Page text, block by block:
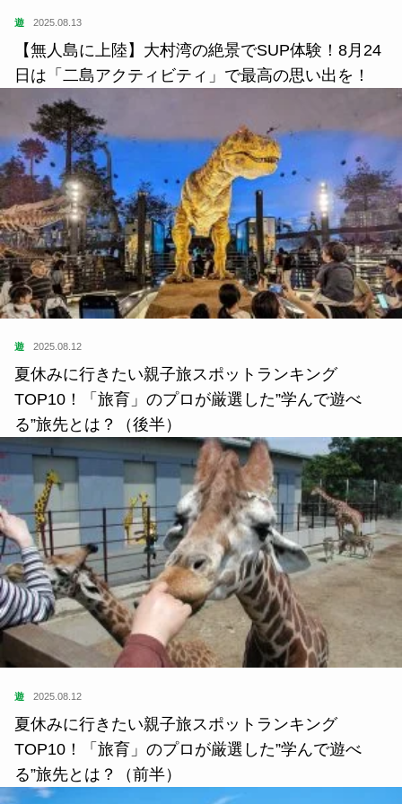
遊 2025.08.13
【無人島に上陸】大村湾の絶景でSUP体験！8月24
日は「二島アクティビティ」で最高の思い出を！
遊 2025.08.12
夏休みに行きたい親子旅スポットランキング
TOP10！「旅育」のプロが厳選した”学んで遊べ
る”旅先とは？（後半）
遊 2025.08.12
夏休みに行きたい親子旅スポットランキング
TOP10！「旅育」のプロが厳選した”学んで遊べ
る”旅先とは？（前半）